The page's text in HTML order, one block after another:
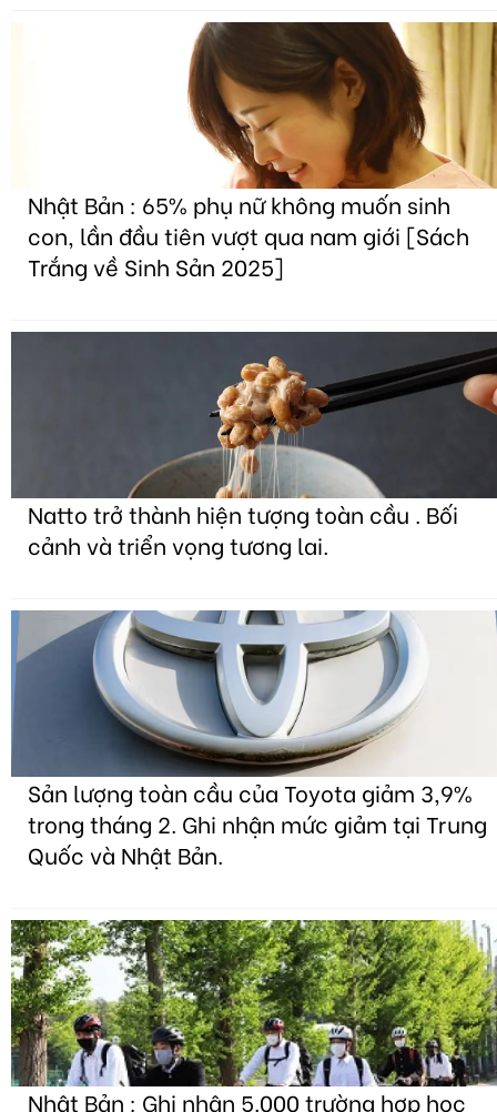
Nhật Bản : 65% phụ nữ không muốn sinh
con, lần đầu tiên vượt qua nam giới [Sách
Trắng về Sinh Sản 2025]
Natto trở thành hiện tượng toàn cầu . Bối
cảnh và triển vọng tương lai.
Sản lượng toàn cầu của Toyota giảm 3,9%
trong tháng 2. Ghi nhận mức giảm tại Trung
Quốc và Nhật Bản.
Nhật Bản : Ghi nhận 5.000 trường hợp học